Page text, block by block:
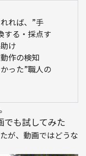
れば、”手
する・採点す
け
作の検知
った”職人の
でも試してみた
が、動画ではどうな